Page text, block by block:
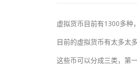
虚拟货币目前有1300多种
目前的虚拟货币有太多太
这些币可以分成三类，第